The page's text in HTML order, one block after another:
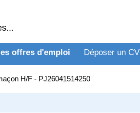
offres d'emploi Déposer un CV
H/F - PJ26041514250